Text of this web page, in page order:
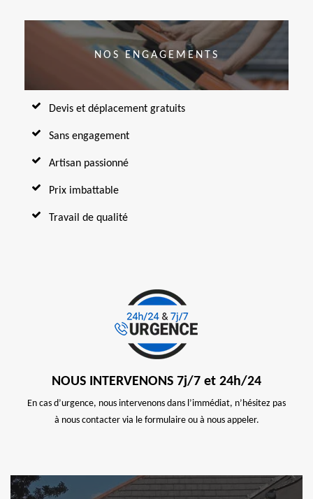
NOS ENGAGEMENTS
Devis et déplacement gratuits
Sans engagement
Artisan passionné
Prix imbattable
Travail de qualité
NOUS INTERVENONS 7j/7 et 24h/24
En cas d’urgence, nous intervenons dans l’immédiat, n’hésitez pas
à nous contacter via le formulaire ou à nous appeler.